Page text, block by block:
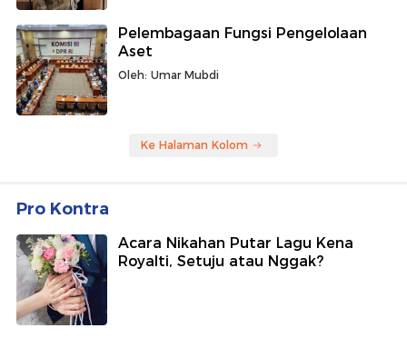
Pelembagaan Fungsi Pengelolaan
Aset
Oleh: Umar Mubdi
Ke Halaman Kolom
Pro Kontra
Acara Nikahan Putar Lagu Kena
Royalti, Setuju atau Nggak?